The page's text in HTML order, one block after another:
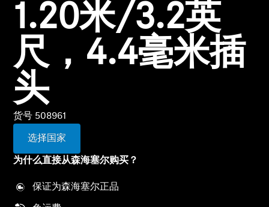
支持
专业
1.20米/3.2英
尺，4.4毫米插
头
货号 508961
选择国家
为什么直接从森海塞尔购买？
保证为森海塞尔正品